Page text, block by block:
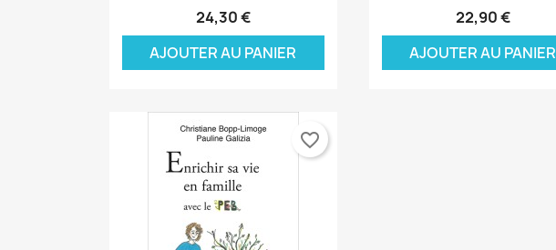
24,30 €
AJOUTER AU PANIER
22,90 €
AJOUTER AU PANIER
favorite_border